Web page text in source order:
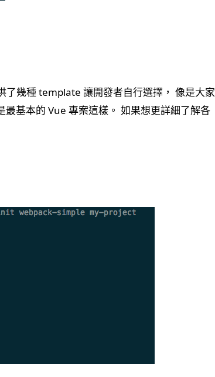
了幾種 template 讓開發者自行選擇， 像是大家
基本的 Vue 專案這樣。 如果想更詳細了解各